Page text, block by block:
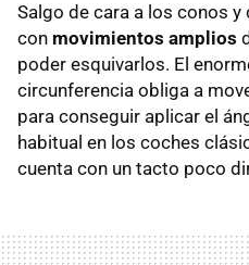
Salgo de cara a los conos
con movimientos amplios
poder esquivarlos. El
circunferencia obliga a
para conseguir aplicar el
habitual en los coches
cuenta con un tacto poco